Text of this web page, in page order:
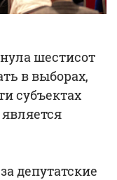
шестисот
в выборах,
субъектах
депутатские